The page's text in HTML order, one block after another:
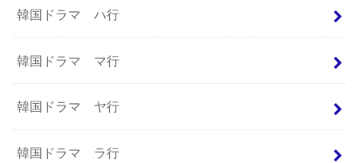
韓国ドラマ ハ行
韓国ドラマ マ行
韓国ドラマ ヤ行
韓国ドラマ ラ行